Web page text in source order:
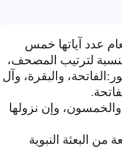
الأنعام عدد آياتها خمس
لترتيب المصحف،
والبقرة، وآل
والخمسون، وإن نزولها
البعثة النبوية